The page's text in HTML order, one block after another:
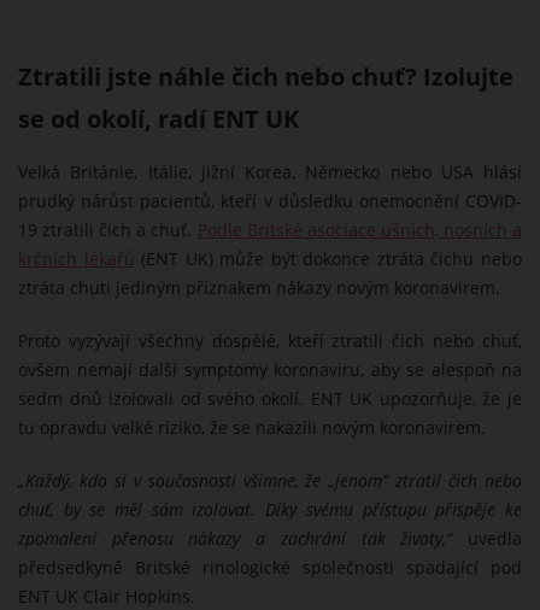
Ztratili jste náhle čich nebo chuť? Izolujte
se od okolí, radí ENT UK
Velká Británie, Itálie, Jižní Korea, Německo nebo USA hlásí
prudký nárůst pacientů, kteří v důsledku onemocnění COVID-
19 ztratili čich a chuť. Podle Britské asociace ušních, nosních a
krčních lékařů (ENT UK) může být dokonce ztráta čichu nebo
ztráta chuti jediným příznakem nákazy novým koronavirem.
Proto vyzývají všechny dospělé, kteří ztratili čich nebo chuť,
ovšem nemají další symptomy koronaviru, aby se alespoň na
sedm dnů izolovali od svého okolí. ENT UK upozorňuje, že je
tu opravdu velké riziko, že se nakazili novým koronavirem.
„Každý, kdo si v současnosti všimne, že „jenom“ ztratil čich nebo
chuť, by se měl sám izolovat. Díky svému přístupu přispěje ke
zpomalení přenosu nákazy a zachrání tak životy,“uvedla
předsedkyně Britské rinologické společnosti spadající pod
ENT UK Clair Hopkins.